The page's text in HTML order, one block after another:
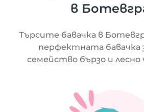
в
Търсите бавачка в
перфектната бавачка
семейство бързо и лесно